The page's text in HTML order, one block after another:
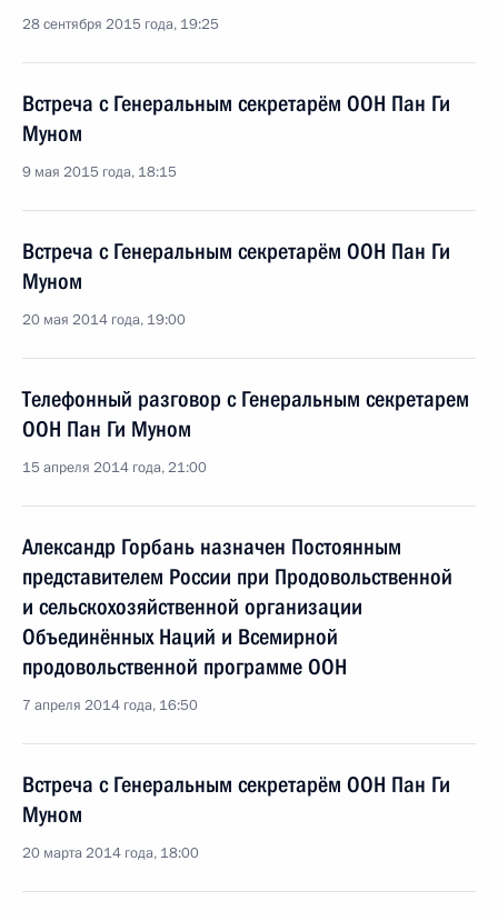
28 сентября 2015 года, 19:25
Встреча с Генеральным секретарём ООН Пан Ги
Муном
9 мая 2015 года, 18:15
Встреча с Генеральным секретарём ООН Пан Ги
Муном
20 мая 2014 года, 19:00
Телефонный разговор с Генеральным секретарем
ООН Пан Ги Муном
15 апреля 2014 года, 21:00
Александр Горбань назначен Постоянным
представителем России при Продовольственной
и сельскохозяйственной организации
Объединённых Наций и Всемирной
продовольственной программе ООН
7 апреля 2014 года, 16:50
Встреча с Генеральным секретарём ООН Пан Ги
Муном
20 марта 2014 года, 18:00